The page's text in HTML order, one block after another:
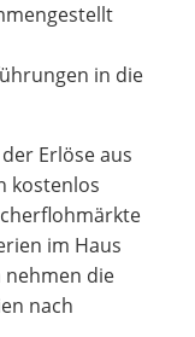
in die
Erlöse aus
kostenlos
im Haus
nehmen die
nach